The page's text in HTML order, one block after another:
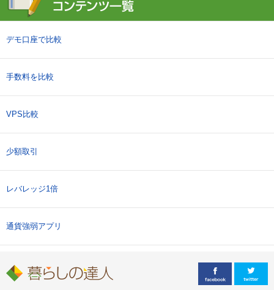
デモ口座で比較
手数料を比較
VPS比較
少額取引
レバレッジ1倍
通貨強弱アプリ